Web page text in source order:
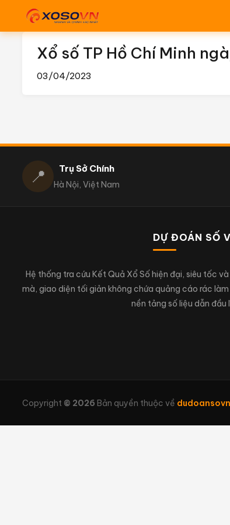
Xổ số TP Hồ Chí Minh
03/04/2023
📍 Trụ Sở Chính
Hà Nội, Việt Nam
DỰ ĐOÁN SỐ
Hệ thống tra cứu Kết Quả Xổ Số hiện đại, siêu tốc
mà, giao diện tối giản không chứa quảng cáo rác
nền tảng số liệu dẫn đầu
Copyright © 2026 Bản quyền thuộc về